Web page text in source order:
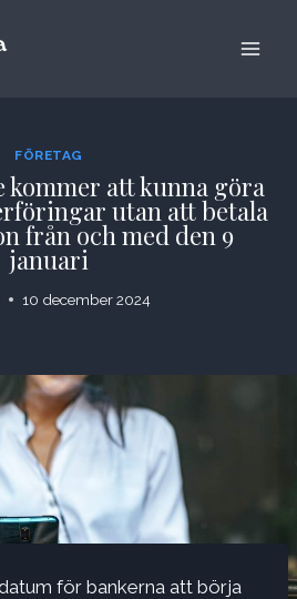
FÖRETAG
kommer att kunna göra
utan att betala
från och med den 9
januari
10 december 2024
för bankerna att börja